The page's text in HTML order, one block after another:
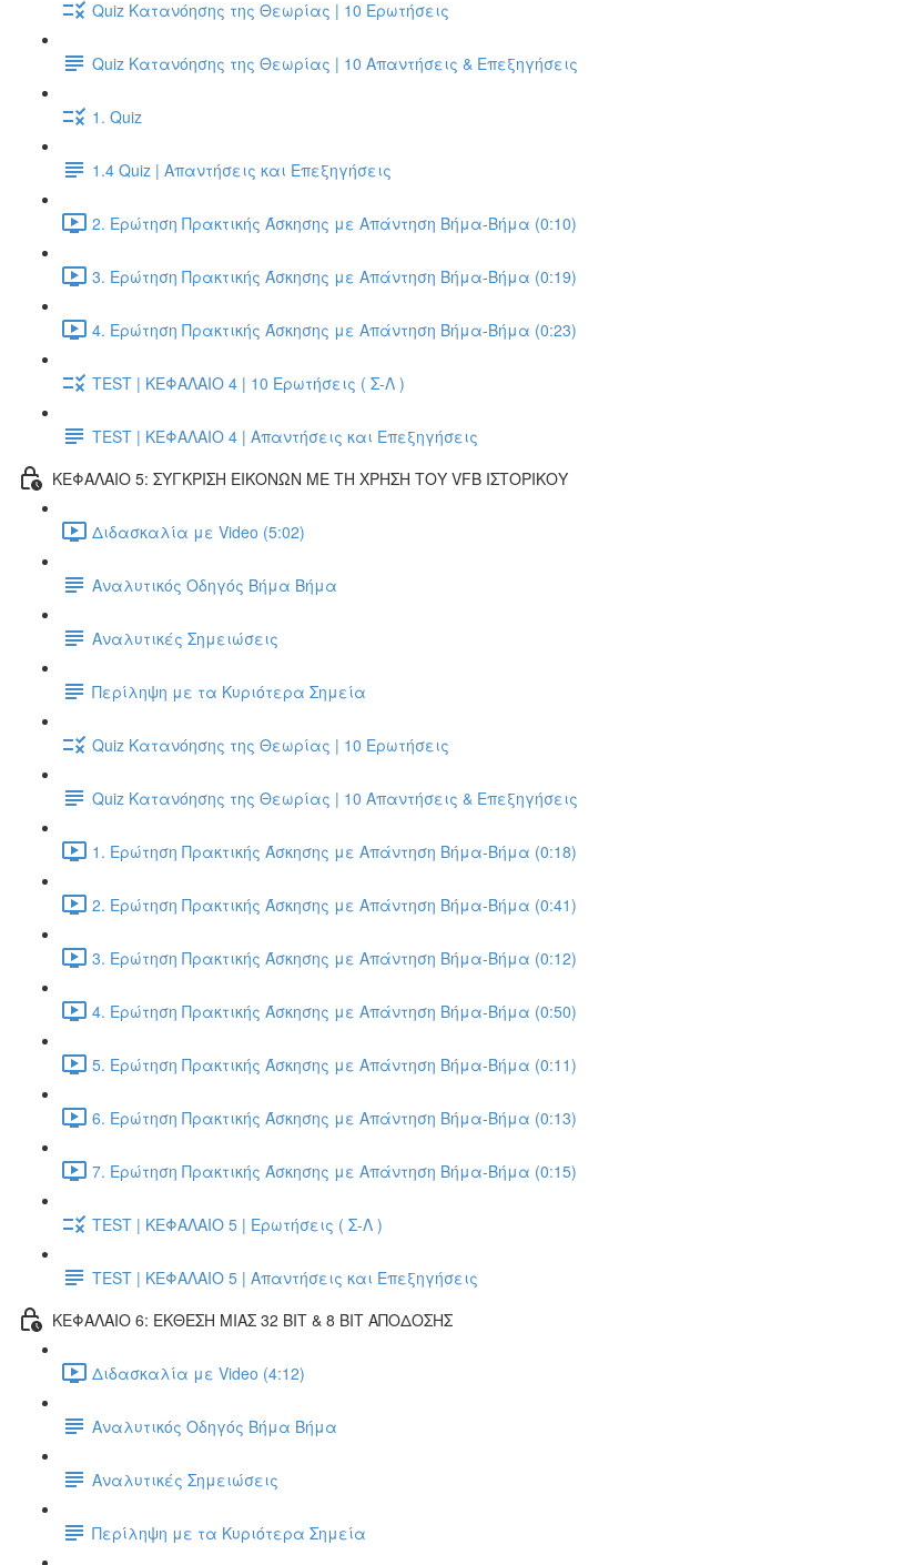
Quiz Κατανόησης της Θεωρίας | 10 Ερωτήσεις
Quiz Κατανόησης της Θεωρίας | 10 Απαντήσεις & Επεξηγήσεις
1. Quiz
1.4 Quiz | Απαντήσεις και Επεξηγήσεις
2. Ερώτηση Πρακτικής Άσκησης με Απάντηση Βήμα-Βήμα (0:10)
3. Ερώτηση Πρακτικής Άσκησης με Απάντηση Βήμα-Βήμα (0:19)
4. Ερώτηση Πρακτικής Άσκησης με Απάντηση Βήμα-Βήμα (0:23)
TEST | ΚΕΦΑΛΑΙΟ 4 | 10 Ερωτήσεις ( Σ-Λ )
TEST | ΚΕΦΑΛΑΙΟ 4 | Απαντήσεις και Επεξηγήσεις
ΚΕΦΑΛΑΙΟ 5: ΣΥΓΚΡΙΣΗ ΕΙΚΟΝΩΝ ΜΕ ΤΗ ΧΡΗΣΗ ΤΟΥ VFB ΙΣΤΟΡΙΚΟΥ
Διδασκαλία με Video (5:02)
Αναλυτικός Οδηγός Βήμα Βήμα
Αναλυτικές Σημειώσεις
Περίληψη με τα Κυριότερα Σημεία
Quiz Κατανόησης της Θεωρίας | 10 Ερωτήσεις
Quiz Κατανόησης της Θεωρίας | 10 Απαντήσεις & Επεξηγήσεις
1. Ερώτηση Πρακτικής Άσκησης με Απάντηση Βήμα-Βήμα (0:18)
2. Ερώτηση Πρακτικής Άσκησης με Απάντηση Βήμα-Βήμα (0:41)
3. Ερώτηση Πρακτικής Άσκησης με Απάντηση Βήμα-Βήμα (0:12)
4. Ερώτηση Πρακτικής Άσκησης με Απάντηση Βήμα-Βήμα (0:50)
5. Ερώτηση Πρακτικής Άσκησης με Απάντηση Βήμα-Βήμα (0:11)
6. Ερώτηση Πρακτικής Άσκησης με Απάντηση Βήμα-Βήμα (0:13)
7. Ερώτηση Πρακτικής Άσκησης με Απάντηση Βήμα-Βήμα (0:15)
TEST | ΚΕΦΑΛΑΙΟ 5 | Ερωτήσεις ( Σ-Λ )
TEST | ΚΕΦΑΛΑΙΟ 5 | Απαντήσεις και Επεξηγήσεις
ΚΕΦΑΛΑΙΟ 6: ΕΚΘΕΣΗ ΜΙΑΣ 32 BIT & 8 BIT ΑΠΟΔΟΣΗΣ
Διδασκαλία με Video (4:12)
Αναλυτικός Οδηγός Βήμα Βήμα
Αναλυτικές Σημειώσεις
Περίληψη με τα Κυριότερα Σημεία